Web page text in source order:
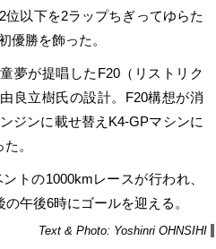
位以下を2ラップちぎってゆらた
優勝を飾った。
夢が提唱したF20（リストリク
良立樹氏の設計。F20構想が消
ジンに載せ替えK4-GPマシンに
。
トの1000kmレースが行われ、
午後6時にゴールを迎える。
Text & Photo: Yoshinri OHNSIHI